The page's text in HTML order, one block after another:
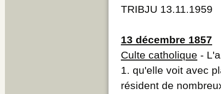
TRIBJU 13.11.1959
13 décembre 1857
Culte catholique -
1. qu'elle voit avec
résident de